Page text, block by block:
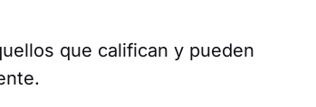
que califican y pueden